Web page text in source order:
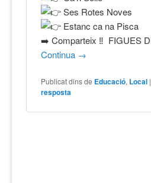
Ses Rotes Noves
Estanc ca na Pisca
➡️ Comparteix ‼️ FIGUES
Continua →
Publicat dins de Educació, Local |
resposta